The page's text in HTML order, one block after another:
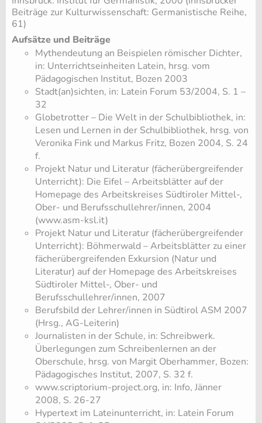
Beiträge zur Kulturwissenschaft: Germanistische Reihe,
61)
Aufsätze und Beiträge
Mythendeutung an Beispielen römischer Dichter,
in: Unterrichtseinheiten Latein, hrsg. vom
Pädagogischen Institut, Bozen 2003
Stadt(an)sichten, in: Latein Forum 53/2004, S. 1 –
32
Globetrotter – Die Welt in der Schulbibliothek, in:
Lesen und Lernen in der Schulbibliothek, hrsg. von
Veronika Fink und Markus Fritz, Bozen 2004, S. 24
f.
Projekt Natur und Literatur (fächerübergreifender
Unterricht): Die Eifel – Arbeitsblätter auf der
Homepage des Arbeitskreises Südtiroler Mittel-,
Ober- und Berufsschullehrer/innen, 2004
(www.asm-ksl.it)
Projekt Natur und Literatur (fächerübergreifender
Unterricht): Böhmerwald – Arbeitsblätter zu einer
fächerübergreifenden Exkursion (Natur und
Literatur) auf der Homepage des Arbeitskreises
Südtiroler Mittel-, Ober- und
Berufsschullehrer/innen, 2007
Berufsbild der Lehrer/innen in Südtirol ASM 2007
(Hrsg., AG-Leiterin)
Journalisten in der Schule, in: Schreibwerk.
Überlegungen zum Schreibenlernen an der
Oberschule, hrsg. von Margit Oberhammer, Bozen:
Pädagogisches Institut, 2007, S. 32 f.
www.sc​riptorium-project.org, in: Info, Jänner
2008, S. 26-27
Hypertext im Lateinunterricht, in: Latein Forum